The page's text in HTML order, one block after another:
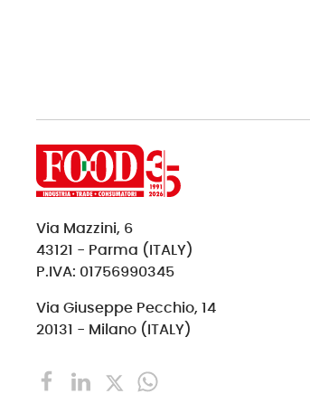
Via Mazzini, 6
43121 - Parma (ITALY)
P.IVA: 01756990345
Via Giuseppe Pecchio, 14
20131 - Milano (ITALY)